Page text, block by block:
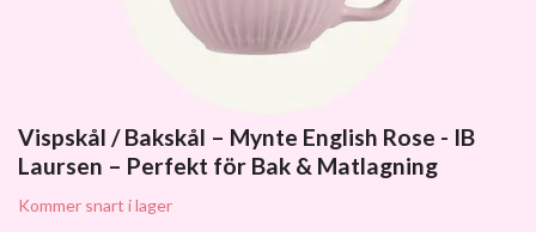
Vispskål / Bakskål – Mynte English Rose - IB
Laursen – Perfekt för Bak & Matlagning
Kommer snart i lager